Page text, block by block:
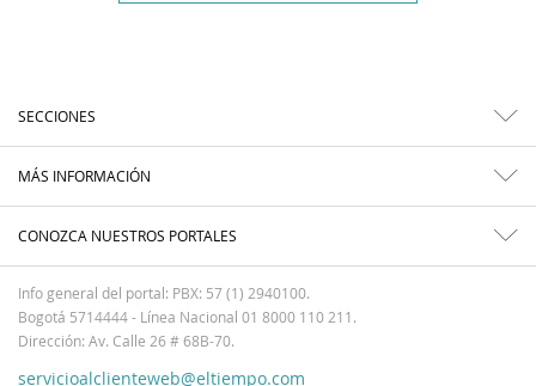
SECCIONES
MÁS INFORMACIÓN
CONOZCA NUESTROS PORTALES
Info general del portal: PBX: 57 (1) 2940100.
Bogotá 5714444 - Línea Nacional 01 8000 110 211.
Dirección: Av. Calle 26 # 68B-70.
servicioalclienteweb@eltiempo.com